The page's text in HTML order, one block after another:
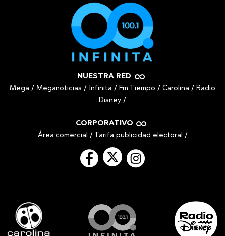
NUESTRA RED
Mega / Meganoticias / Infinita / Fm Tiempo / Carolina / Radio
Disney /
CORPORATIVO
Área comercial / Tarifa publicidad electoral /